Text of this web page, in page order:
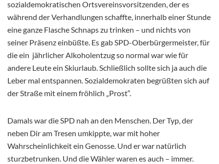
sozialdemokratischen Ortsvereinsvorsitzenden, der es
während der Verhandlungen schaffte, innerhalb einer Stunde
eine ganze Flasche Schnaps zu trinken – und nichts von
seiner Präsenz einbüßte. Es gab SPD-Oberbürgermeister, für
die ein jährlicher Alkoholentzug so normal war wie für
andere Leute ein Skiurlaub. Schließlich sollte sich ja auch die
Leber mal entspannen. Sozialdemokraten begrüßten sich auf
der Straße mit einem fröhlich „Prost“.
Damals war die SPD nah an den Menschen. Der Typ, der
neben Dir am Tresen umkippte, war mit hoher
Wahrscheinlichkeit ein Genosse. Und er war natürlich
sturzbetrunken. Und die Wähler waren es auch – immer.